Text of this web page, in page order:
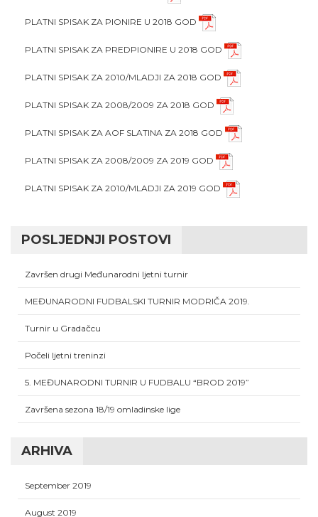
PLATNI SPISAK ZA PIONIRE U 2018 GOD
PLATNI SPISAK ZA PREDPIONIRE U 2018 GOD
PLATNI SPISAK ZA 2010/MLADJI ZA 2018 GOD
PLATNI SPISAK ZA 2008/2009 ZA 2018 GOD
PLATNI SPISAK ZA AOF SLATINA ZA 2018 GOD
PLATNI SPISAK ZA 2008/2009 ZA 2019 GOD
PLATNI SPISAK ZA 2010/MLADJI ZA 2019 GOD
POSLJEDNJI POSTOVI
Završen drugi Međunarodni ljetni turnir
MEĐUNARODNI FUDBALSKI TURNIR MODRIČA 2019.
Turnir u Gradačcu
Počeli ljetni treninzi
5. MEĐUNARODNI TURNIR U FUDBALU “BROD 2019”
Završena sezona 18/19 omladinske lige
ARHIVA
September 2019
August 2019